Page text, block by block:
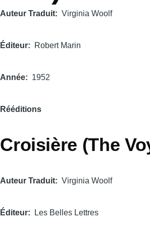
Auteur Traduit Virginia Woolf
Éditeur Robert Marin
Année 1952
Rééditions
Croisière (The
Auteur Traduit Virginia Woolf
Éditeur Les Belles Lettres